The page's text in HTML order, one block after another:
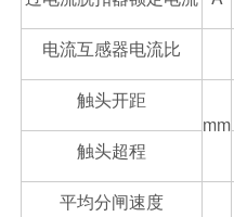
电流互感器电流比
触头开距
mm
触头超程
平均分闸速度